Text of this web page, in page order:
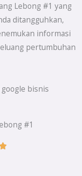
Lebong #1 yang
ditangguhkan,
informasi
pertumbuhan
#1
Rated